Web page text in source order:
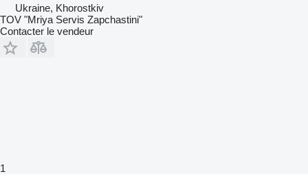
Ukraine, Khorostkiv
TOV "Mriya Servis Zapchastini"
Contacter le vendeur
1